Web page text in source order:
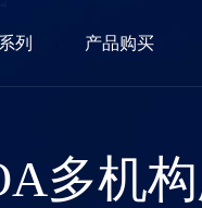
列 产品购买
多机